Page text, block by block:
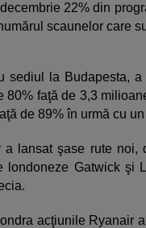
22% din
scaunelor care
sediul la Budapesta,
80% faţă de 3,3
de 89% în urmă cu un
a lansat şase rute
londoneze Gatwick şi
acţiunile Ryanair